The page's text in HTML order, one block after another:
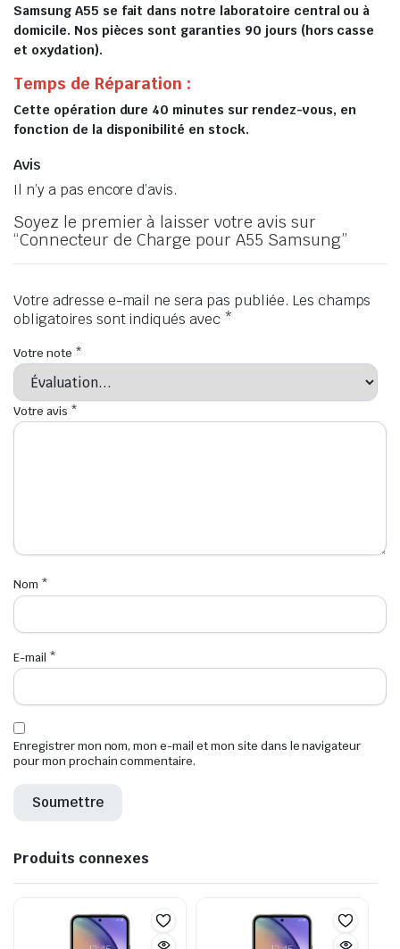
Samsung A55 se fait dans notre laboratoire central ou à
domicile. Nos pièces sont garanties 90 jours (hors casse
et oxydation).
Temps de Réparation :
Cette opération dure 40 minutes sur rendez-vous, en
fonction de la disponibilité en stock.
Avis
Il n’y a pas encore d’avis.
Soyez le premier à laisser votre avis sur
“Connecteur de Charge pour A55 Samsung”
Votre adresse e-mail ne sera pas publiée. Les champs
obligatoires sont indiqués avec *
Votre note *
Votre avis *
Nom *
E-mail *
Enregistrer mon nom, mon e-mail et mon site dans le navigateur
pour mon prochain commentaire.
Produits connexes